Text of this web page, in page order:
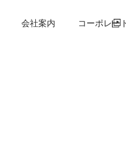
会社案内 コーポレー